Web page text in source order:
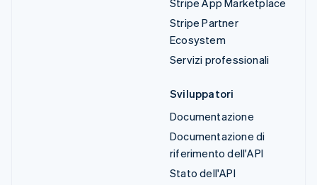
Stripe App Marketplace
Stripe Partner
Ecosystem
Servizi professionali
Sviluppatori
Documentazione
Documentazione di
riferimento dell'API
Stato dell'API